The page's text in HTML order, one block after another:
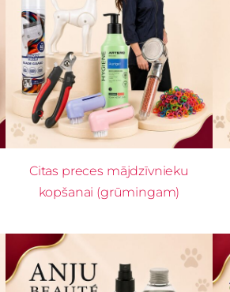
Citas preces mājdzīvnieku
kopšanai (grūmingam)